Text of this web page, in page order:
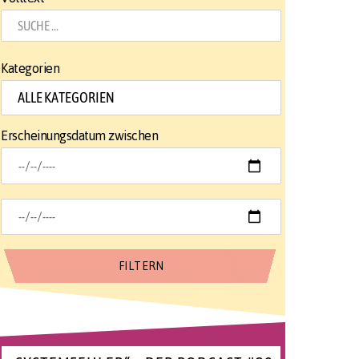
Kategorien
Erscheinungsdatum zwischen